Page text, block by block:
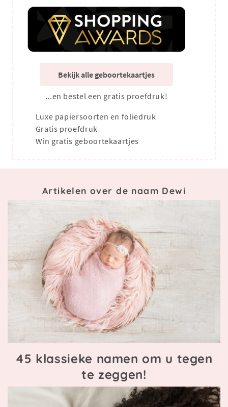
Bekijk alle geboortekaartjes
...en bestel een gratis proefdruk!
Luxe papiersoorten en foliedruk
Gratis proefdruk
Win gratis geboortekaartjes
Artikelen over de naam Dewi
45 klassieke namen om u tegen
te zeggen!